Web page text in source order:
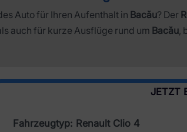
Auto für Ihren Aufenthalt in Bacău? Der
auch für kurze Ausflüge rund um Bacău,
JETZT
Fahrzeugtyp: Renault Clio 4